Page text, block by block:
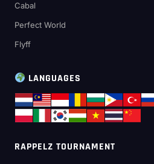
Cabal
Perfect World
Flyff
LANGUAGES
RAPPELZ TOURNAMENT